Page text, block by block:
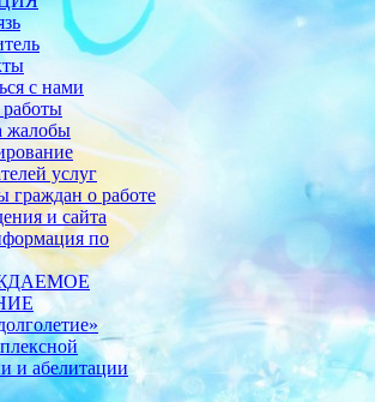
с нами
жалобы
услуг
граждан о работе
и сайта
по
и абелитации